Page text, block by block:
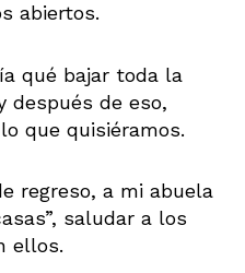
abiertos.
qué bajar toda la
después de eso,
que quisiéramos.
regreso, a mi abuela
saludar a los
ellos.